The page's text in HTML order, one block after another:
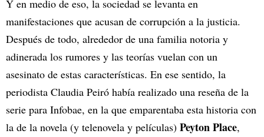
Y en medio de eso, la sociedad se levanta en
manifestaciones que acusan de corrupción a la justicia.
Después de todo, alrededor de una familia notoria y
adinerada los rumores y las teorías vuelan con un
asesinato de estas características. En ese sentido, la
periodista Claudia Peiró había realizado una reseña de la
serie para Infobae, en la que emparentaba esta historia con
la de la novela (y telenovela y películas) Peyton Place,